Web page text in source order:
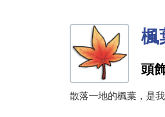
楓
頭
散落一地的楓葉，是